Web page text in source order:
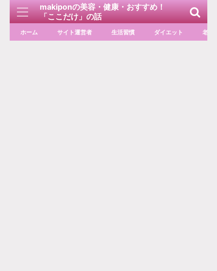
makiponの美容・健康・おすすめ！
「ここだけ」の話
ホーム サイト運営者 生活習慣 ダイエット 老化